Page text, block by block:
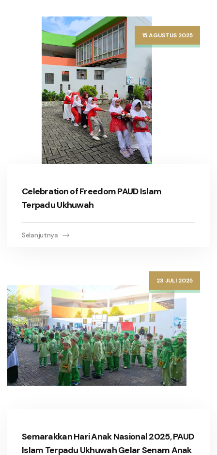
15 AGUSTUS 2025
Celebration of Freedom PAUD Islam
Terpadu Ukhuwah
Selanjutnya
23 JULI 2025
Semarakkan Hari Anak Nasional 2025, PAUD
Islam Terpadu Ukhuwah Gelar Senam Anak